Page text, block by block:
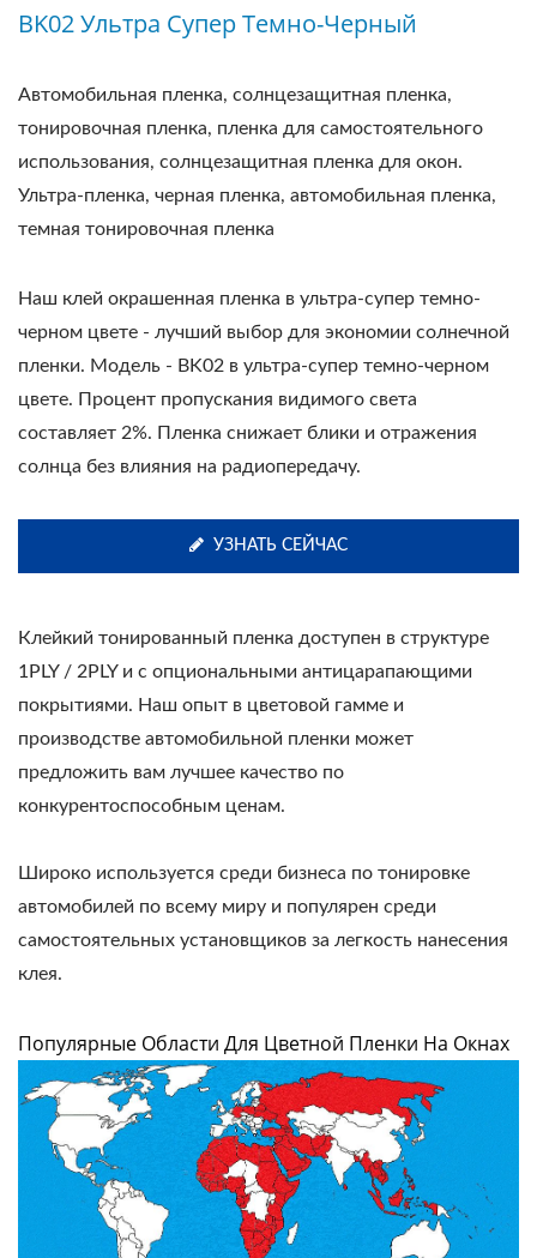
BK02 Ультра Супер Темно-Черный
Автомобильная пленка, солнцезащитная пленка,
тонировочная пленка, пленка для самостоятельного
использования, солнцезащитная пленка для окон.
Ультра-пленка, черная пленка, автомобильная пленка,
темная тонировочная пленка
Наш клей окрашенная пленка в ультра-супер темно-
черном цвете - лучший выбор для экономии солнечной
пленки. Модель - BK02 в ультра-супер темно-черном
цвете. Процент пропускания видимого света
составляет 2%. Пленка снижает блики и отражения
солнца без влияния на радиопередачу.
УЗНАТЬ СЕЙЧАС
Клейкий тонированный пленка доступен в структуре
1PLY / 2PLY и с опциональными антицарапающими
покрытиями. Наш опыт в цветовой гамме и
производстве автомобильной пленки может
предложить вам лучшее качество по
конкурентоспособным ценам.
Широко используется среди бизнеса по тонировке
автомобилей по всему миру и популярен среди
самостоятельных установщиков за легкость нанесения
клея.
Популярные Области Для Цветной Пленки На Окнах